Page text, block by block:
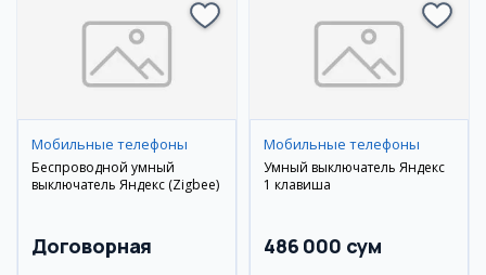
Мобильные телефоны
Беспроводной умный
выключатель Яндекс (Zigbee)
Договорная
Мобильные телефоны
Умный выключатель Яндекс
1 клавиша
486 000 сум